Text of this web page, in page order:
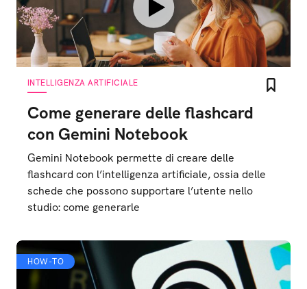
INTELLIGENZA ARTIFICIALE
Come generare delle flashcard
con Gemini Notebook
Gemini Notebook permette di creare delle
flashcard con l’intelligenza artificiale, ossia delle
schede che possono supportare l’utente nello
studio: come generarle
HOW-TO